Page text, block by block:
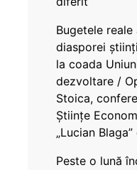
Bugetele
diasporei
la coada
dezvoltare /
Stoica,
Științe
„Lucian
Peste o lună